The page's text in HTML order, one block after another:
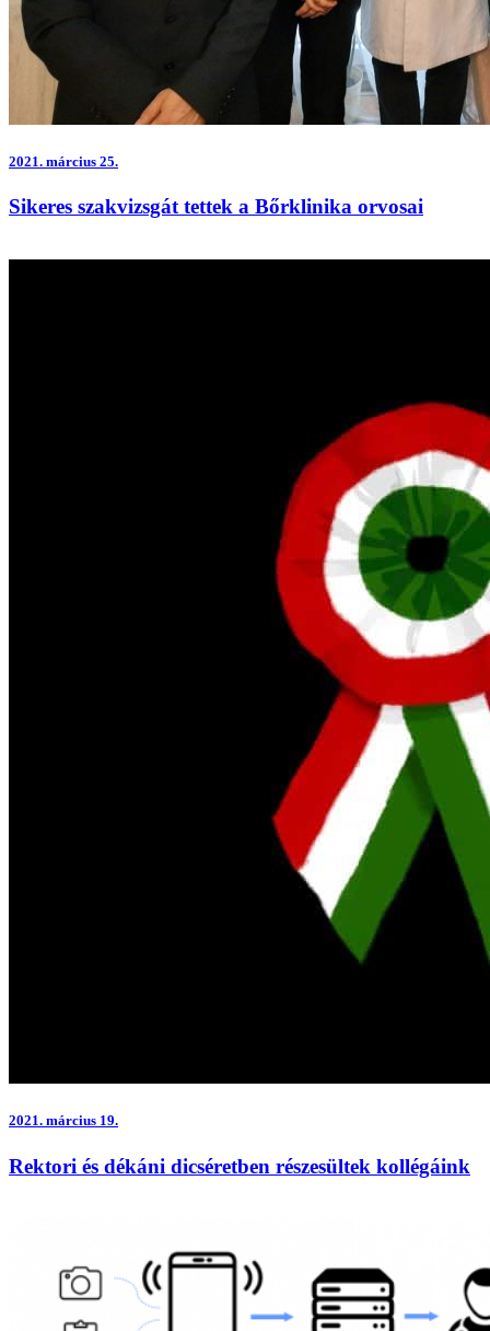
2021. március 25.
Sikeres szakvizsgát tettek a Bőrklinika orvosai
2021. március 19.
Rektori és dékáni dicséretben részesültek kollégáink